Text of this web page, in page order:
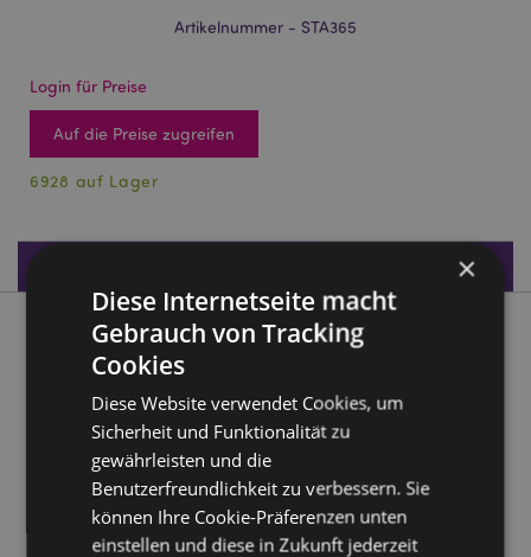
Artikelnummer - STA365
Login für Preise
Auf die Preise zugreifen
6928 auf Lager
Produktbeschreibung
Adoramals Weltraum Anspitzer
Material:Plastik (ABS), PVC, Metall (Edelstahl)
Produktinformationen:Anspitzer
CE/UKCA gekennzeichnet:
Nicht geeignet für:0 - 3 Jahre
×
Diese Internetseite macht
Gebrauch von Tracking
Cookies
Diese Website verwendet Cookies, um
Sicherheit und Funktionalität zu
gewährleisten und die
Benutzerfreundlichkeit zu verbessern. Sie
können Ihre Cookie-Präferenzen unten
einstellen und diese in Zukunft jederzeit